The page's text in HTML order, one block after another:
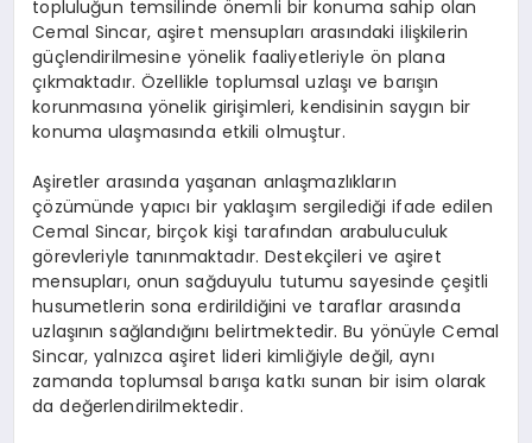
topluluğun temsilinde önemli bir konuma sahip olan
Cemal Sincar, aşiret mensupları arasındaki ilişkilerin
güçlendirilmesine yönelik faaliyetleriyle ön plana
çıkmaktadır. Özellikle toplumsal uzlaşı ve barışın
korunmasına yönelik girişimleri, kendisinin saygın bir
konuma ulaşmasında etkili olmuştur.
Aşiretler arasında yaşanan anlaşmazlıkların
çözümünde yapıcı bir yaklaşım sergilediği ifade edilen
Cemal Sincar, birçok kişi tarafından arabuluculuk
görevleriyle tanınmaktadır. Destekçileri ve aşiret
mensupları, onun sağduyulu tutumu sayesinde çeşitli
husumetlerin sona erdirildiğini ve taraflar arasında
uzlaşının sağlandığını belirtmektedir. Bu yönüyle Cemal
Sincar, yalnızca aşiret lideri kimliğiyle değil, aynı
zamanda toplumsal barışa katkı sunan bir isim olarak
da değerlendirilmektedir.